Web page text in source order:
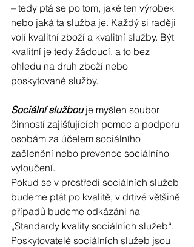
– tedy ptá se po tom, jaké ten výrobek
nebo jaká ta služba je. Každý si raději
volí kvalitní zboží a kvalitní služby. Být
kvalitní je tedy žádoucí, a to bez
ohledu na druh zboží nebo
poskytované služby.
Sociální službou je myšlen soubor
činností zajišťujících pomoc a podporu
osobám za účelem sociálního
začlenění nebo prevence sociálního
vyloučení.
Pokud se v prostředí sociálních služeb
budeme ptát po kvalitě, v drtivé většině
případů budeme odkázáni na
„Standardy kvality sociálních služeb“.
Poskytovatelé sociálních služeb jsou